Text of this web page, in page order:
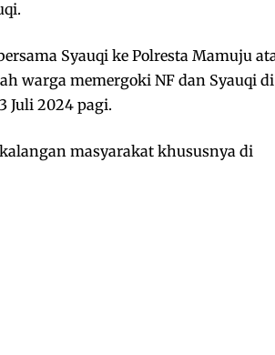
Syauqi ke Polresta Mamuju
warga memergoki NF dan Syauqi di
Juli 2024 pagi.
masyarakat khususnya di